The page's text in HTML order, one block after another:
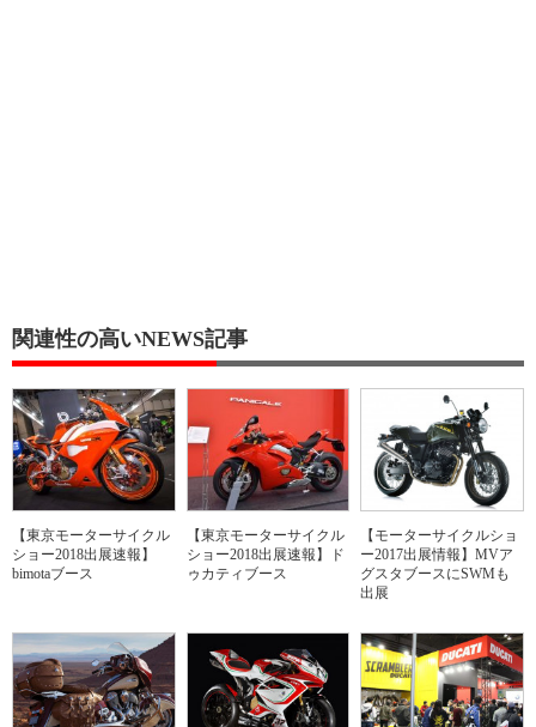
関連性の高いNEWS記事
【東京モーターサイクル
ショー2018出展速報】
bimotaブース
【東京モーターサイクル
ショー2018出展速報】ド
ゥカティブース
【モーターサイクルショ
ー2017出展情報】MVア
グスタブースにSWMも
出展